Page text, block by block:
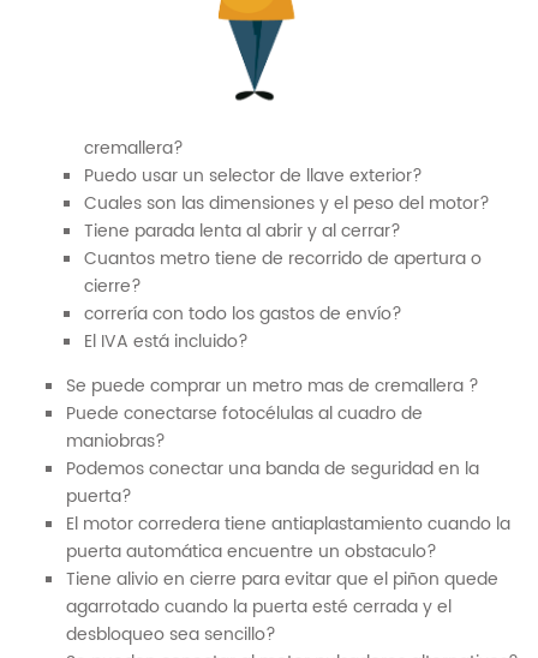
cremallera?
Puedo usar un selector de llave exterior?
Cuales son las dimensiones y el peso del motor?
Tiene parada lenta al abrir y al cerrar?
Cuantos metro tiene de recorrido de apertura o
cierre?
correría con todo los gastos de envío?
El IVA está incluido?
Se puede comprar un metro mas de cremallera ?
Puede conectarse fotocélulas al cuadro de
maniobras?
Podemos conectar una banda de seguridad en la
puerta?
El motor corredera tiene antiaplastamiento cuando la
puerta automática encuentre un obstaculo?
Tiene alivio en cierre para evitar que el piñon quede
agarrotado cuando la puerta esté cerrada y el
desbloqueo sea sencillo?